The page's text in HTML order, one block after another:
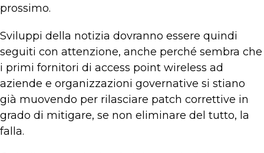
prossimo.
Sviluppi della notizia dovranno essere quindi
seguiti con attenzione, anche perché sembra che
i primi fornitori di access point wireless ad
aziende e organizzazioni governative si stiano
già muovendo per rilasciare patch correttive in
grado di mitigare, se non eliminare del tutto, la
falla.